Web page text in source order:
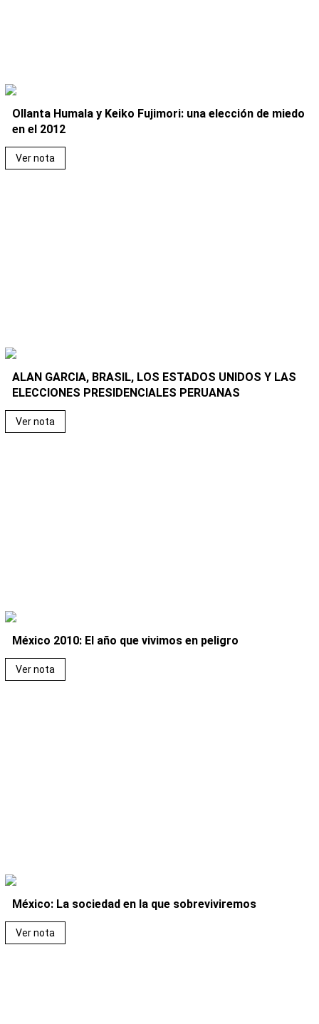
Ollanta Humala y Keiko Fujimori: una elección de miedo
en el 2012
Ver nota
ALAN GARCIA, BRASIL, LOS ESTADOS UNIDOS Y LAS
ELECCIONES PRESIDENCIALES PERUANAS
Ver nota
México 2010: El año que vivimos en peligro
Ver nota
México: La sociedad en la que sobreviviremos
Ver nota